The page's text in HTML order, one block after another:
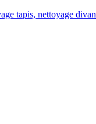
tapis, nettoyage divan